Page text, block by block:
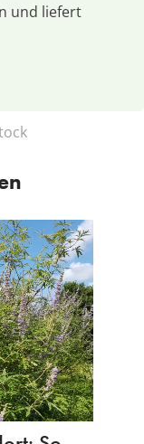
und liefert